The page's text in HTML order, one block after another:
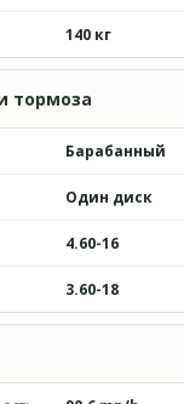
140 кг
тормоза
Барабанный
Один диск
4.60-16
3.60-18